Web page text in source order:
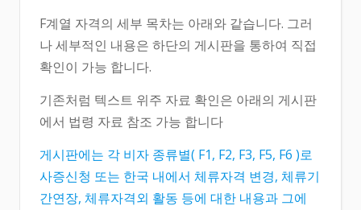
F계열 자격의 세부 목차는 아래와 같습니다. 그러
나 세부적인 내용은 하단의 게시판을 통하여 직접
확인이 가능 합니다.
기존처럼 텍스트 위주 자료 확인은 아래의 게시판
에서 법령 자료 참조 가능 합니다
게시판에는 각 비자 종류별( F1, F2, F3, F5, F6 )로
사증신청 또는 한국 내에서 체류자격 변경, 체류기
간연장, 체류자격외 활동 등에 대한 내용과 그에